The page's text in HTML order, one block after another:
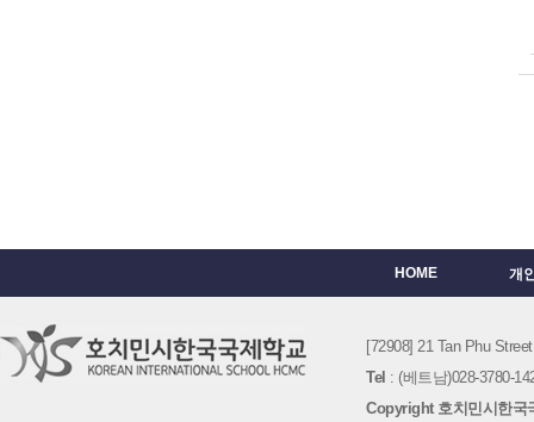
HOME 개
[72908] 21 Tan Phu
Tel : (베트남)028-3780-
Copyright 호치민시한국